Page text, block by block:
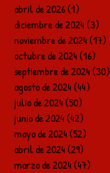
abril de 2026(1)
diciembre de 2024(3)
noviembre de 2024(17)
octubre de 2024(16)
septiembre de 2024(30)
agosto de 2024(44)
julio de 2024(50)
junio de 2024(42)
mayo de 2024(52)
abril de 2024(29)
marzo de 2024(47)